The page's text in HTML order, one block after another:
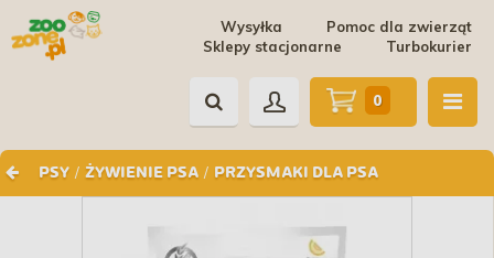
Pomoc dla zwierząt
Wysyłka
Turbokurier
Sklepy stacjonarne
PSY / ŻYWIENIE PSA / PRZYSMAKI DLA PSA
0